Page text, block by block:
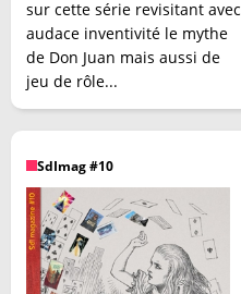
sur cette série revisitant avec
audace inventivité le mythe
de Don Juan mais aussi de
jeu de rôle...
SdImag #10